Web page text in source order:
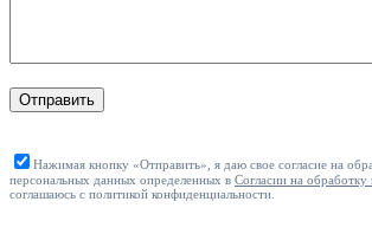
Отправить
Нажимая кнопку «Отправить», я даю свое согласие на
персональных данных определенных в Согласии на
соглашаюсь с политикой конфиденциальности.